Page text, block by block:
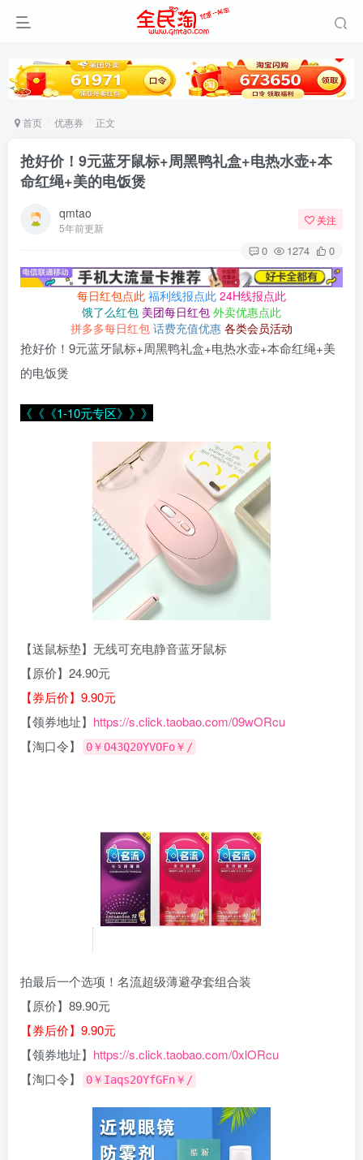
首页 优惠券 正文
抢好价！9元蓝牙鼠标+周黑鸭礼盒+电热水壶+本
命红绳+美的电饭煲
qmtao
5年前更新
关注
0 1274 0
每日红包点此 福利线报点此 24H线报点此
饿了么红包 美团每日红包 外卖优惠点此
拼多多每日红包 话费充值优惠 各类会员活动
抢好价！9元蓝牙鼠标+周黑鸭礼盒+电热水壶+本命红绳+美
的电饭煲
《《《1-10元专区》》》
【送鼠标垫】无线可充电静音蓝牙鼠标
【原价】24.90元
【券后价】9.90元
【领券地址】 https://s.click.taobao.com/09wORcu
【淘口令】
0￥O43Q20YVOFo￥/
拍最后一个选项！名流超级薄避孕套组合装
【原价】89.90元
【券后价】9.90元
【领券地址】 https://s.click.taobao.com/0xlORcu
【淘口令】
0￥Iaqs20YfGFn￥/